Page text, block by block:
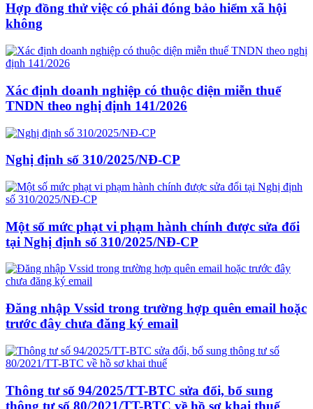
Hợp đồng thử việc có phải đóng bảo hiểm xã hội
không
Xác định doanh nghiệp có thuộc diện miễn thuế
TNDN theo nghị định 141/2026
Nghị định số 310/2025/NĐ-CP
Một số mức phạt vi phạm hành chính được sửa đổi
tại Nghị định số 310/2025/NĐ-CP
Đăng nhập Vssid trong trường hợp quên email hoặc
trước đây chưa đăng ký email
Thông tư số 94/2025/TT-BTC sửa đổi, bổ sung
thông tư số 80/2021/TT-BTC về hồ sơ khai thuế